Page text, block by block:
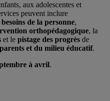
aux adolescentes et
peuvent inclure
de la personne,
orthopédagogique, la
et le pistage des progrès de
et du milieu éducatif.
à avril.